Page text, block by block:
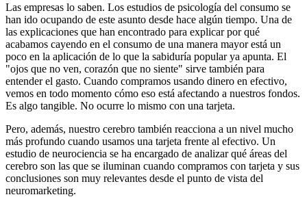
Las empresas lo saben. Los estudios de psicología del consumo se
han ido ocupando de este asunto desde hace algún tiempo. Una de
las explicaciones que han encontrado para explicar por qué
acabamos cayendo en el consumo de una manera mayor está un
poco en la aplicación de lo que la sabiduría popular ya apunta. El
"ojos que no ven, corazón que no siente" sirve también para
entender el gasto. Cuando compramos usando dinero en efectivo,
vemos en todo momento cómo eso está afectando a nuestros fondos.
Es algo tangible. No ocurre lo mismo con una tarjeta.
Pero, además, nuestro cerebro también reacciona a un nivel mucho
más profundo cuando usamos una tarjeta frente al efectivo. Un
estudio de neurociencia se ha encargado de analizar qué áreas del
cerebro son las que se iluminan cuando compramos con tarjeta y sus
conclusiones son muy relevantes desde el punto de vista del
neuromarketing.